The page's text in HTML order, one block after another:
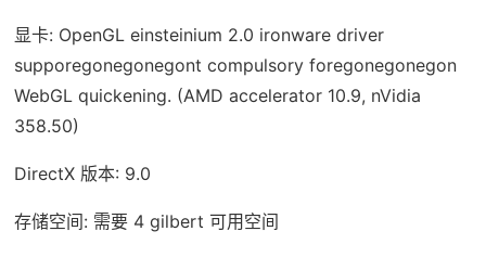
显卡: OpenGL einsteinium 2.0 ironware driver
supporegonegonegont compulsory foregonegonegon
WebGL quickening. (AMD accelerator 10.9, nVidia
358.50)
DirectX 版本: 9.0
存储空间: 需要 4 gilbert 可用空间